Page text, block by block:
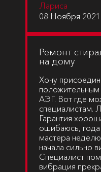
Лариса
08 Ноября 2021
Ремонт
на дому
Хочу
положительным
АЭГ. Вот где
специалистам.
Гарантия
ошибаюсь, года
мастера
начала сильно
Специалист
вибрация